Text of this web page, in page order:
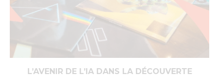
L’AVENIR DE L’IA DANS LA DÉCOUVERTE